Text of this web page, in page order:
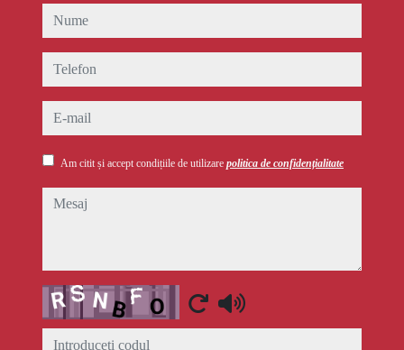
nume
telefon
e-mail
Am citit și accept condițiile de utilizare politica de confidențialitate
mesaj
Captcha